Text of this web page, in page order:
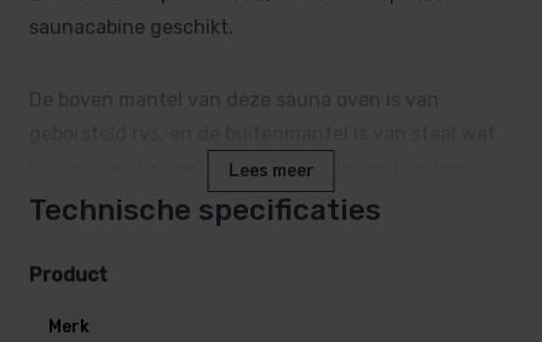
saunacabine geschikt.
De boven mantel van deze sauna oven is van
is voorzien van een degelijke poedercoating in de
kleur antraciet.
De CUBO sauna kachel kenmerkt zich door zijn
Lees meer
Technische specificaties
Product
Merk